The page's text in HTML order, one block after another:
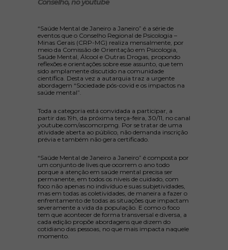
Conselho, no youtube
“Saúde Mental de Janeiro a Janeiro” é a série de
eventos que o Conselho Regional de Psicologia –
Minas Gerais (CRP-MG) realiza mensalmente, por
meio da Comissão de Orientação em Psicologia,
Saúde Mental, Álcool e Outras Drogas, propondo
reflexões e orientações sobre esse assunto, que tem
sido amplamente discutido na comunidade
científica. Desta vez a autarquia traz a urgente
abordagem “Sociedade pós-covid e os impactos na
saúde mental”.
Toda a categoria está convidada a participar, a
partir das 19h, da próxima terça-feira, 30/11, no canal
youtube.com/ascomcrpmg. Por se tratar de uma
atividade aberta ao público, não demanda inscrição
prévia e também não gera certificado.
“Saúde Mental de Janeiro a Janeiro” é composta por
um conjunto de lives que ocorrem o ano todo
porque a atenção em saúde mental precisa ser
permanente, em todos os níveis de cuidado, com
foco não apenas no indivíduo e suas subjetividades,
mas em todas as coletividades, de maneira a fazer o
enfrentamento de todas as situações que impactam
severamente a vida da população. E como o foco
tem que acontecer de forma transversal e diversa, a
cada edição propõe abordagens que dizem do
cotidiano das pessoas, no que mais impacta naquele
momento.